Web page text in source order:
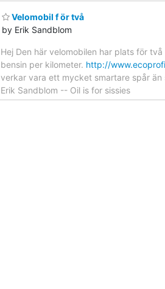
Velomobil f ör två
by Erik Sandblom
Hej Den här velomobilen har plats för
bensin per kilometer. http://
verkar vara ett mycket smartare spår
Erik Sandblom -- Oil is for sissies